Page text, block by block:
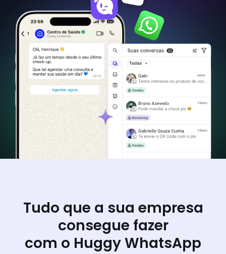
Tudo que a sua empresa
consegue fazer
com o Huggy WhatsApp